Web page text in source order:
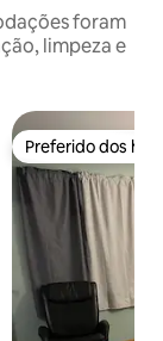
foram
limpeza e
Preferido dos
Preferido dos